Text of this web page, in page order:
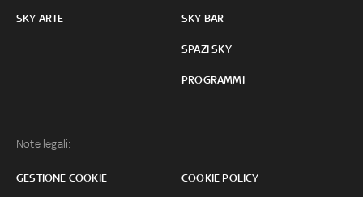
SKY ARTE SKY BAR
SPAZI SKY
PROGRAMMI
Note legali:
GESTIONE COOKIE COOKIE POLICY